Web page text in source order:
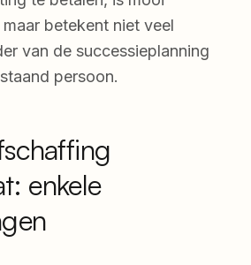
betekent niet veel
van de successieplanning
persoon.
enkele